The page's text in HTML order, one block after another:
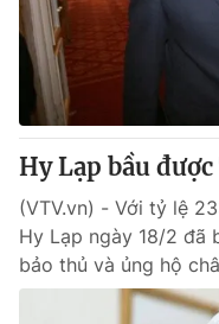
Hy Lạp bầu
(VTV.vn) - Với tỷ lệ
Hy Lạp ngày 18/2 đã
bảo thủ và ủng hộ